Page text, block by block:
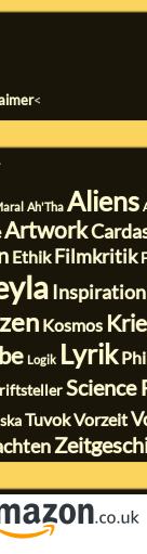
<
Ah'Tha Aliens
Artwork
EthikFilmkritik
Inspiration
Kosmos
Logik Lyrik
Science
TuvokVorzeit